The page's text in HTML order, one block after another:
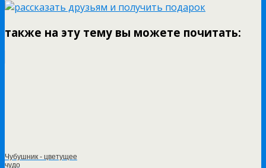
также на эту тему вы можете почитать:
Чубушник - цветущее
чудо